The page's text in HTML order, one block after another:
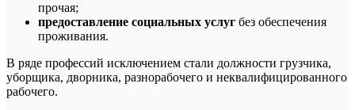
прочая;
предоставление социальных услуг без обеспечения
проживания.
В ряде профессий исключением стали должности грузчика,
уборщика, дворника, разнорабочего и неквалифицированного
рабочего.